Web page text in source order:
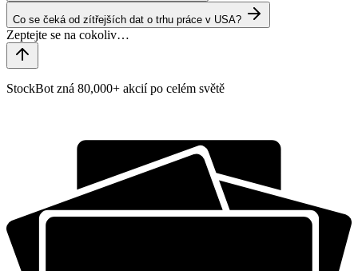
Co se čeká od zítřejších dat o trhu práce v USA?
StockBot zná 80,000+ akcií po celém světě